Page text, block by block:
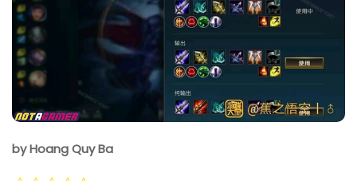
by Hoang Quy Ba